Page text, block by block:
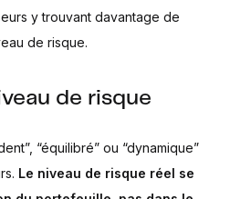
y trouvant davantage de
de risque.
de risque
“équilibré” ou “dynamique”
Le niveau de risque réel se